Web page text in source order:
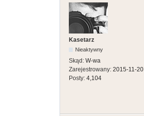
Kasetarz
Nieaktywny
Skąd: W-wa
Zarejestrowany: 2015-11-20
Posty: 4,104